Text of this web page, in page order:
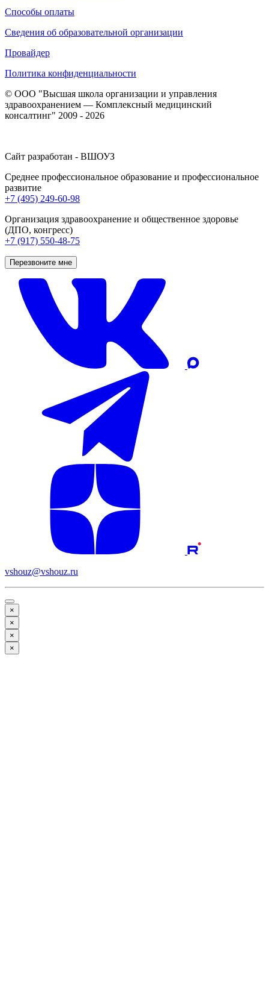
Способы оплаты
Сведения об образовательной организации
Провайдер
Политика конфиденциальности
© ООО "Высшая школа организации и управления
здравоохранением — Комплексный медицинский
консалтинг" 2009 - 2026
Сайт разработан - ВШОУЗ
Среднее профессиональное образование и профессиональное
развитие
+7 (495) 249-60-98
Организация здравоохранение и общественное здоровье
(ДПО, конгресс)
+7 (917) 550-48-75
Перезвоните мне
vshouz@vshouz.ru
×
×
×
×